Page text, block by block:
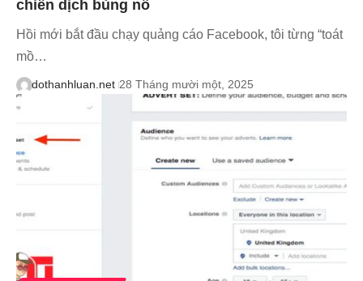
chiến dịch bùng nổ
Hồi mới bắt đầu chạy quảng cáo Facebook, tôi từng “toát
mồ…
dothanhluan.net 28 Tháng mười một, 2025